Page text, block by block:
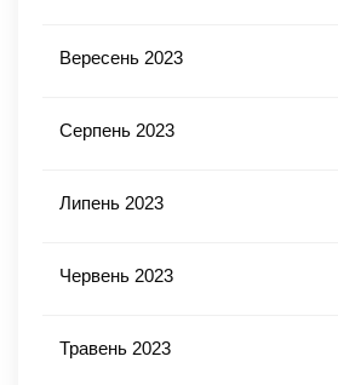
Вересень 2023
Серпень 2023
Липень 2023
Червень 2023
Травень 2023